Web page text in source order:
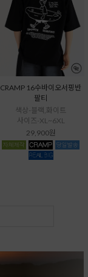
CRAMP 16수바이오서핑반
팔티
색상-블랙,화이트
사이즈-XL~6XL
29,900원